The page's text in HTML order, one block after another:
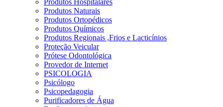
Produtos Hospitalares
Produtos Naturais
Produtos Ortopédicos
Produtos Químicos
Produtos Regionais ,Frios e Lacticínios
Proteção Veicular
Prótese Odontológica
Provedor de Internet
PSICOLOGIA
Psicólogo
Psicopedagogia
Purificadores de Água